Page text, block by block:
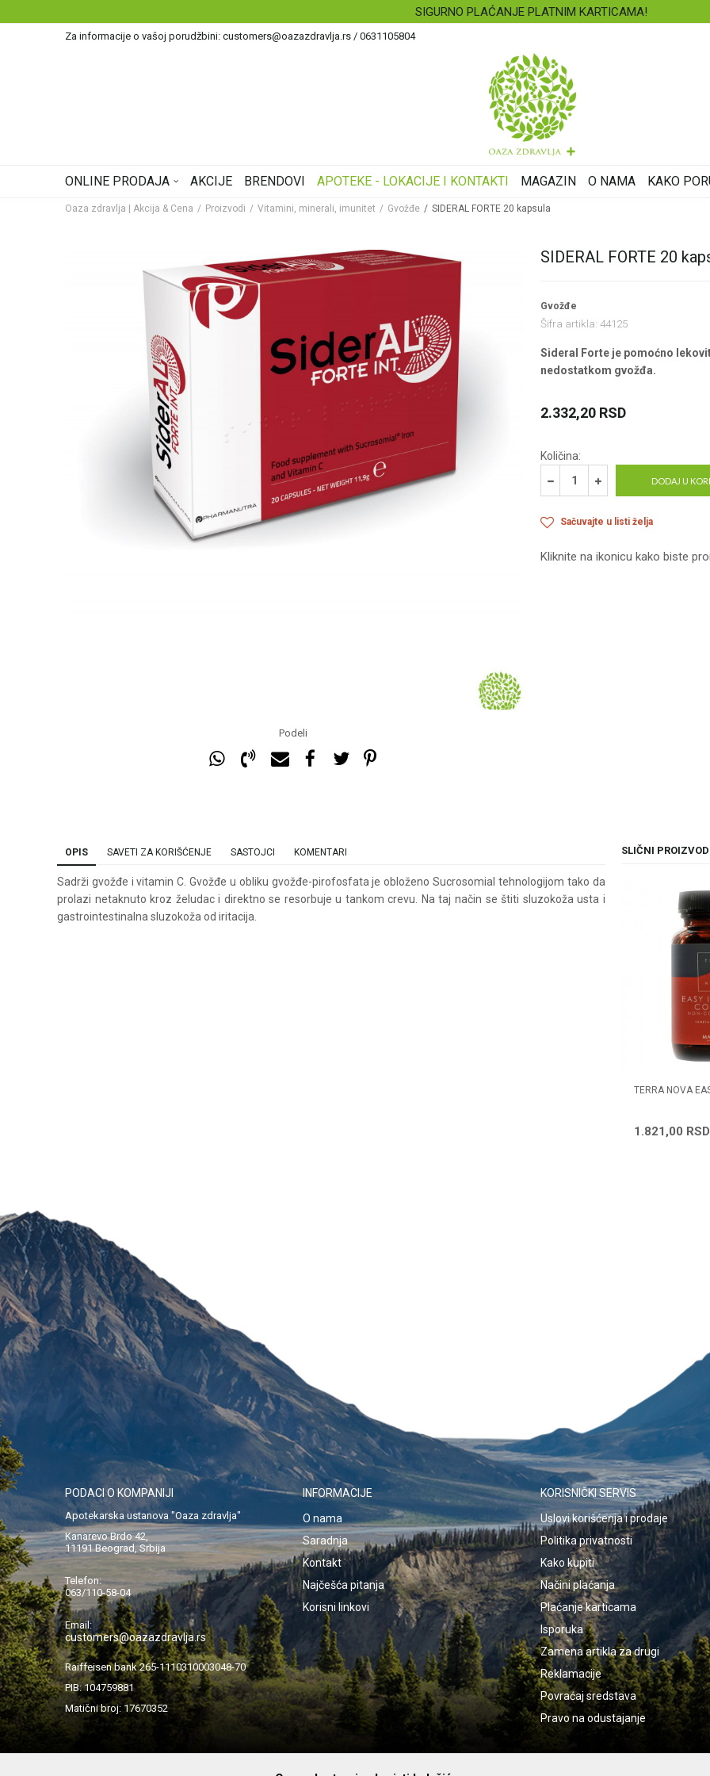
BESPLATNA ISPORUKA ZA RAČUN PREKO 4.500 DINARA
Za informacije o vašoj porudžbini: customers@oazazdravlja.rs / 0631105804
ONLINE PRODAJA AKCIJE BRENDOVI APOTEKE - LOKACIJE I KONTAKTI MAGAZIN O NAMA KAKO
Oaza zdravlja | Akcija & Cena Proizvodi Vitamini, minerali, imunitet Gvožđe SIDERAL FORTE 20 kapsula
Podeli
SIDERAL FORTE 20
Gvožđe
Šifra artikla: 44125
Sideral Forte je pomoćno
nedostatkom gvožđa.
2.332,20 RSD
Količina:
DODAJ U
Sačuvajte u listi želja
Kliknite na ikonicu kako biste
OPIS SAVETI ZA KORIŠĆENJE SASTOJCI KOMENTARI
Sadrži gvožđe i vitamin C. Gvožđe u obliku gvožđe-pirofosfata je obloženo Sucrosomial tehnologijom tako da
prolazi netaknuto kroz želudac i direktno se resorbuje u tankom crevu. Na taj način se štiti sluzokoža usta i
gastrointestinalna sluzokoža od iritacija.
SLIČNI
TERRA NOVA
1.821,00 RSD
PODACI O KOMPANIJI
Apotekarska ustanova "Oaza zdravlja"
Kanarevo Brdo 42,
11191 Beograd, Srbija
Telefon:
063/110-58-04
Email:
customers@oazazdravlja.rs
Raiffeisen bank 265-1110310003048-70
PIB: 104759881
Matični broj: 17670352
INFORMACIJE
O nama
Saradnja
Kontakt
Najčešća pitanja
Korisni linkovi
KORISNIČKI SERVIS
Uslovi korišćenja i prodaje
Politika privatnosti
Kako kupiti
Načini plaćanja
Plaćanje karticama
Isporuka
Zamena artikla za drugi
Reklamacije
Povraćaj sredstava
Pravo na odustajanje